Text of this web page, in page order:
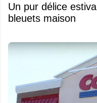
Un pur délice
bleuets maison